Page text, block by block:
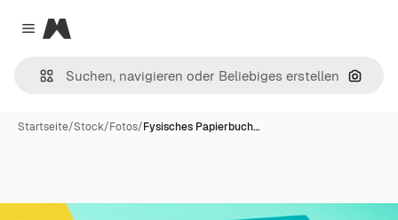
Close menu
Magnific
Nach
Startseite/Stock/Fotos/Fysisches Papierbuch…